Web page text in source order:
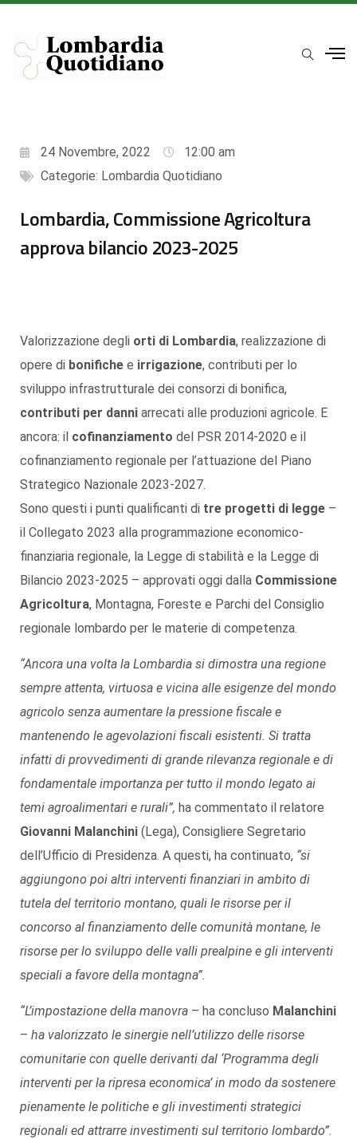
24 Novembre, 2022
12:00 am
Categorie: Lombardia Quotidiano
Lombardia, Commissione Agricoltura
approva bilancio 2023-2025
Valorizzazione degli orti di Lombardia, realizzazione di
opere di bonifiche e irrigazione, contributi per lo
sviluppo infrastrutturale dei consorzi di bonifica,
contributi per danni arrecati alle produzioni agricole. E
ancora: il cofinanziamento del PSR 2014-2020 e il
cofinanziamento regionale per l’attuazione del Piano
Strategico Nazionale 2023-2027.
Sono questi i punti qualificanti di tre progetti di legge –
il Collegato 2023 alla programmazione economico-
finanziaria regionale, la Legge di stabilità e la Legge di
Bilancio 2023-2025 – approvati oggi dalla Commissione
Agricoltura, Montagna, Foreste e Parchi del Consiglio
regionale lombardo per le materie di competenza.
“Ancora una volta la Lombardia si dimostra una regione
sempre attenta, virtuosa e vicina alle esigenze del mondo
agricolo senza aumentare la pressione fiscale e
mantenendo le agevolazioni fiscali esistenti. Si tratta
infatti di provvedimenti di grande rilevanza regionale e di
fondamentale importanza per tutto il mondo legato ai
temi agroalimentari e rurali”, ha commentato il relatore
Giovanni Malanchini (Lega), Consigliere Segretario
dell’Ufficio di Presidenza. A questi, ha continuato, “si
aggiungono poi altri interventi finanziari in ambito di
tutela del territorio montano, quali le risorse per il
concorso al finanziamento delle comunità montane, le
risorse per lo sviluppo delle valli prealpine e gli interventi
speciali a favore della montagna”.
“L’impostazione della manovra – ha concluso Malanchini
– ha valorizzato le sinergie nell’utilizzo delle risorse
comunitarie con quelle derivanti dal ‘Programma degli
interventi per la ripresa economica’ in modo da sostenere
pienamente le politiche e gli investimenti strategici
regionali ed attrarre investimenti sul territorio lombardo”.